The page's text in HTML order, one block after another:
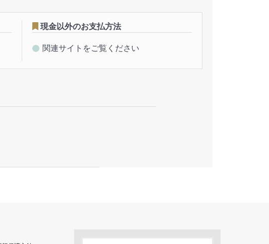
現金以外のお支払方法
関連サイトをご覧ください